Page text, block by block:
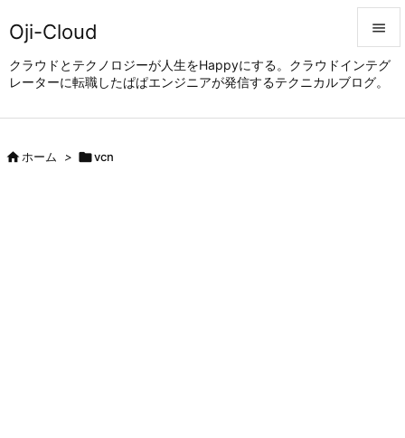
Oji-Cloud
クラウドとテクノロジーが人生をHappyにする。クラウドインテグ
レーターに転職したぱぱエンジニアが発信するテクニカルブログ。


メニュ
ホーム > vcn